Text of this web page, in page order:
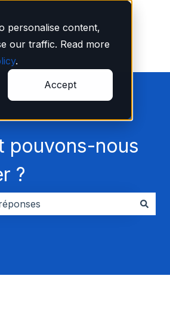
personalise content,
our traffic. Read more
.
Accept
pouvons-nous
?